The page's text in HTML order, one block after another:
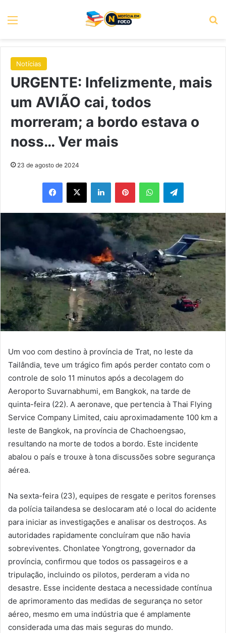
Menu
Notícias
URGENTE: Infelizmente, mais
um AVIÃO cai, todos
morreram; a bordo estava o
noss… Ver mais
23 de agosto de 2024
Facebook
X LinkedinPinterestWhatsAppTelegram
Um voo com destino à província de Trat, no leste da
Tailândia, teve um trágico fim após perder contato com o
controle de solo 11 minutos após a decolagem do
Aeroporto Suvarnabhumi, em Bangkok, na tarde de
quinta-feira (22). A aeronave, que pertencia à Thai Flying
Service Company Limited, caiu aproximadamente 100 km a
leste de Bangkok, na província de Chachoengsao,
resultando na morte de todos a bordo. Este incidente
abalou o país e trouxe à tona discussões sobre segurança
aérea.
Na sexta-feira (23), equipes de resgate e peritos forenses
da polícia tailandesa se deslocaram até o local do acidente
para iniciar as investigações e analisar os destroços. As
autoridades rapidamente concluíram que não havia
sobreviventes. Chonlatee Yongtrong, governador da
província, confirmou que todos os passageiros e a
tripulação, incluindo os pilotos, perderam a vida no
desastre. Esse incidente destaca a necessidade contínua
de aprimoramento das medidas de segurança no setor
aéreo, mesmo em uma indústria que é amplamente
considerada uma das mais seguras do mundo.